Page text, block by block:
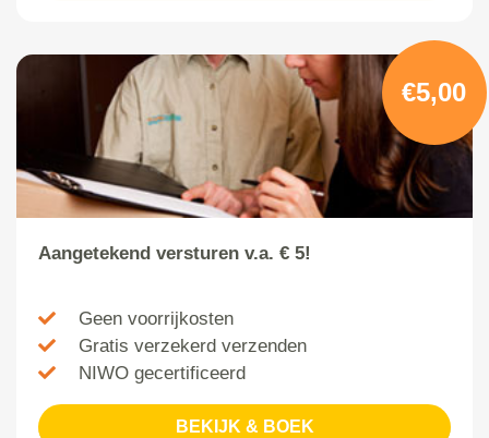
€5,00
Aangetekend versturen v.a. € 5!
Geen voorrijkosten
Gratis verzekerd verzenden
NIWO gecertificeerd
BEKIJK & BOEK